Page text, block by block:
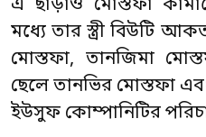
এ ছাড়াও মোস্তফা
মধ্যে তার স্ত্রী বিউটি
মোস্তফা, তানজিমা
ছেলে তানভির মোস্তফা
ইউসুফ কোম্পানিটির